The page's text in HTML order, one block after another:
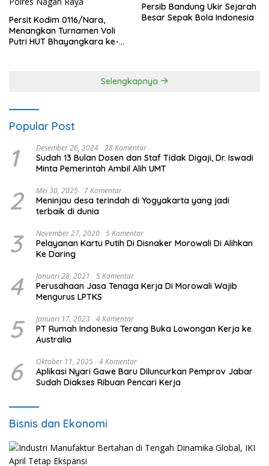
Persit Kodim 0116/Nara,
Menangkan Turnamen Voli
Putri HUT Bhayangkara ke-
Persib Bandung Ukir Sejarah
Besar Sepak Bola Indonesia
Selengkapnya
Popular Post
1 Desember 26, 2024 28 Komentar
Sudah 13 Bulan Dosen dan Staf Tidak Digaji, Dr. Iswadi
Minta Pemerintah Ambil Alih UMT
2 Mei 30, 2025 7 Komentar
Meninjau desa terindah di Yogyakarta yang jadi
terbaik di dunia
3 November 27, 2020 5 Komentar
Pelayanan Kartu Putih Di Disnaker Morowali Di Alihkan
Ke Daring
4 Januari 28, 2021 5 Komentar
Perusahaan Jasa Tenaga Kerja Di Morowali Wajib
Mengurus LPTKS
5 Januari 17, 2023 4 Komentar
PT Rumah Indonesia Terang Buka Lowongan Kerja ke
Australia
6 Oktober 11, 2025 4 Komentar
Aplikasi Nyari Gawe Baru Diluncurkan Pemprov Jabar
Sudah Diakses Ribuan Pencari Kerja
Bisnis dan Ekonomi